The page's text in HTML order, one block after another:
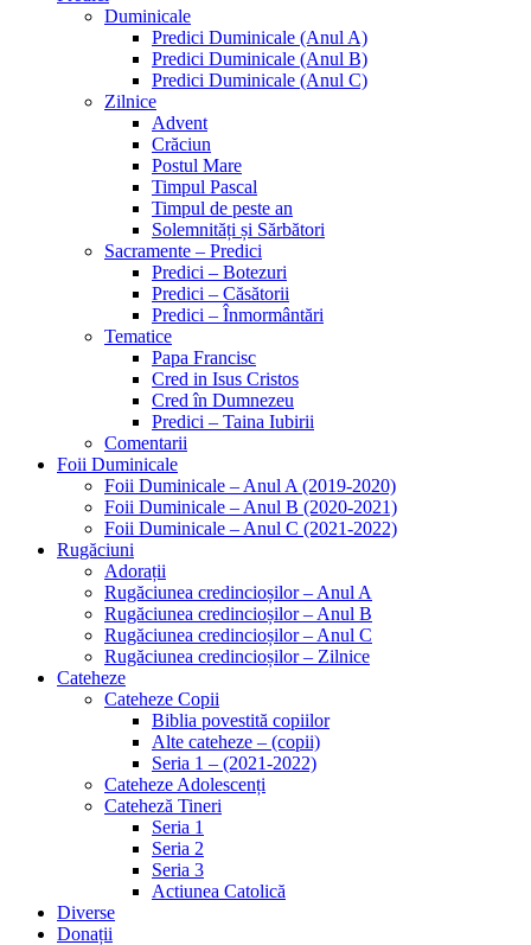
Duminicale
Predici Duminicale (Anul A)
Predici Duminicale (Anul B)
Predici Duminicale (Anul C)
Zilnice
Advent
Crăciun
Postul Mare
Timpul Pascal
Timpul de peste an
Solemnități și Sărbători
Sacramente – Predici
Predici – Botezuri
Predici – Căsătorii
Predici – Înmormântări
Tematice
Papa Francisc
Cred in Isus Cristos
Cred în Dumnezeu
Predici – Taina Iubirii
Comentarii
Foii Duminicale
Foii Duminicale – Anul A (2019-2020)
Foii Duminicale – Anul B (2020-2021)
Foii Duminicale – Anul C (2021-2022)
Rugăciuni
Adorații
Rugăciunea credincioșilor – Anul A
Rugăciunea credincioșilor – Anul B
Rugăciunea credincioșilor – Anul C
Rugăciunea credincioșilor – Zilnice
Cateheze
Cateheze Copii
Biblia povestită copiilor
Alte cateheze – (copii)
Seria 1 – (2021-2022)
Cateheze Adolescenți
Cateheză Tineri
Seria 1
Seria 2
Seria 3
Actiunea Catolică
Diverse
Donații